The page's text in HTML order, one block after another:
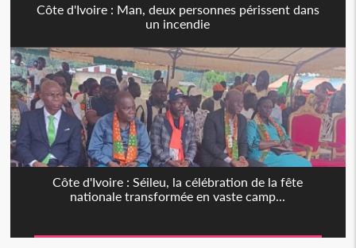
Côte d'Ivoire : Man, deux personnes périssent dans
un incendie
Côte d'Ivoire : Séileu, la célébration de la fête
nationale transformée en vaste camp...